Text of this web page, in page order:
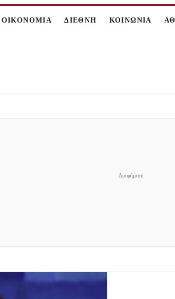
ΟΙΚΟΝΟΜΙΑ ΔΙΕΘΝΗ ΚΟΙΝΩΝΙΑ